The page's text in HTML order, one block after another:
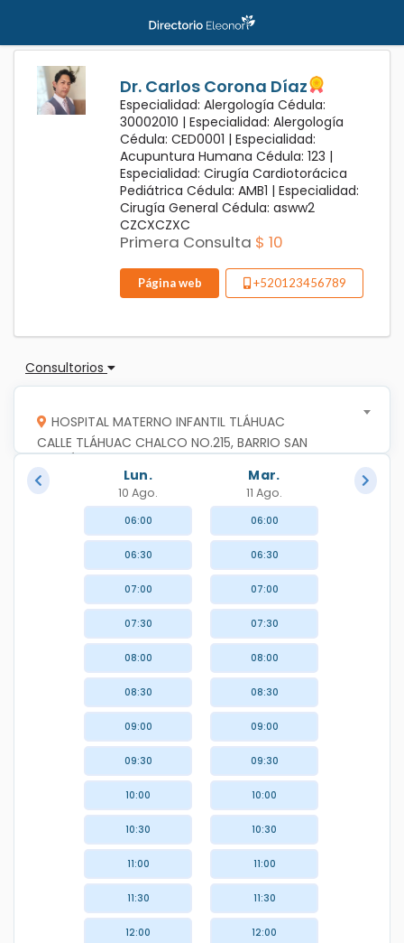
Dr. Carlos Corona Díaz
Especialidad: Alergología Cédula:
30002010 | Especialidad: Alergología
Cédula: CED0001 | Especialidad:
Acupuntura Humana Cédula: 123 |
Especialidad: Cirugía Cardiotorácica
Pediátrica Cédula: AMB1 | Especialidad:
Cirugía General Cédula: asww2
CZCXCZXC
Primera Consulta $ 10
Página web +520123456789
Consultorios
HOSPITAL MATERNO INFANTIL TLÁHUAC
CALLE TLÁHUAC CHALCO NO.215, BARRIO SAN
ANDRÉS, C.P.13099, TLAHUAC, TLAHUAC,CIUDAD DE
MEXICO
Lun.
10 Ago.
Mar.
11 Ago.
06:00
06:30
07:00
07:30
08:00
08:30
09:00
09:30
10:00
10:30
11:00
11:30
12:00
06:00
06:30
07:00
07:30
08:00
08:30
09:00
09:30
10:00
10:30
11:00
11:30
12:00